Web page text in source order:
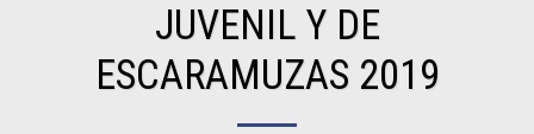
JUVENIL Y DE
ESCARAMUZAS 2019